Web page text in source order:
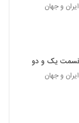
و جهان
قسمت یک و دو
و جهان